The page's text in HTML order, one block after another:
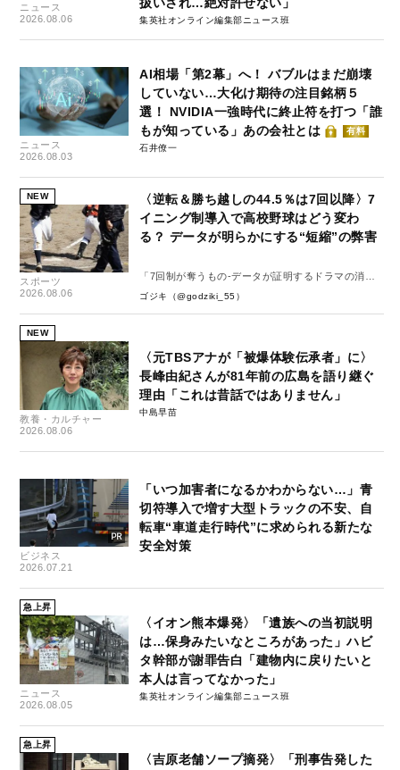
ニュース
2026.08.06
集英社オンライン編集部ニュース班
ニュース
2026.08.03
AI相場「第2幕」へ！ バブルはまだ崩壊
していない…大化け期待の注目銘柄５
選！ NVIDIA一強時代に終止符を打つ「誰
もが知っている」あの会社とは
有料
石井僚一
NEW
スポーツ
2026.08.06
〈逆転＆勝ち越しの44.5％は7回以降〉7
イニング制導入で高校野球はどう変わ
る？ データが明らかにする“短縮”の弊害
「7回制が奪うもの-データが証明するドラマの消
失-」
ゴジキ（@godziki_55）
NEW
教養・カルチャー
2026.08.06
〈元TBSアナが「被爆体験伝承者」に〉
長峰由紀さんが81年前の広島を語り継ぐ
理由「これは昔話ではありません」
中島早苗
ビジネス
2026.07.21
「いつ加害者になるかわからない…」青
切符導入で増す大型トラックの不安、自
転車“車道走行時代”に求められる新たな
安全対策
急上昇
ニュース
2026.08.05
〈イオン熊本爆発〉「遺族への当初説明
は…保身みたいなところがあった」ハビ
タ幹部が謝罪告白「建物内に戻りたいと
本人は言ってなかった」
集英社オンライン編集部ニュース班
急上昇
〈吉原老舗ソープ摘発〉「刑事告発した